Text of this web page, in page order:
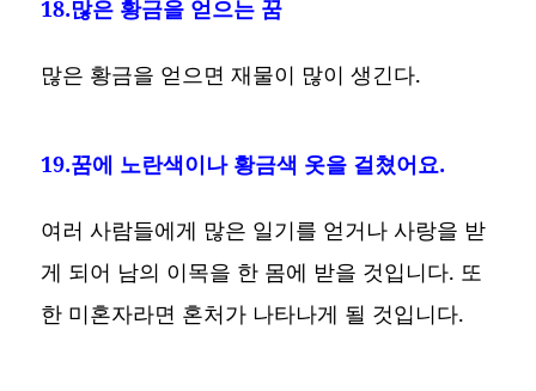
18.많은 황금을 얻으는 꿈
많은 황금을 얻으면 재물이 많이 생긴다.
19.꿈에 노란색이나 황금색 옷을 걸쳤어요.
여러 사람들에게 많은 일기를 얻거나 사랑을 받
게 되어 남의 이목을 한 몸에 받을 것입니다. 또
한 미혼자라면 혼처가 나타나게 될 것입니다.